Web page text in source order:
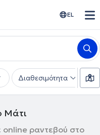
EL
Διαθεσιμότητα
Μάτι
online ραντεβού στο